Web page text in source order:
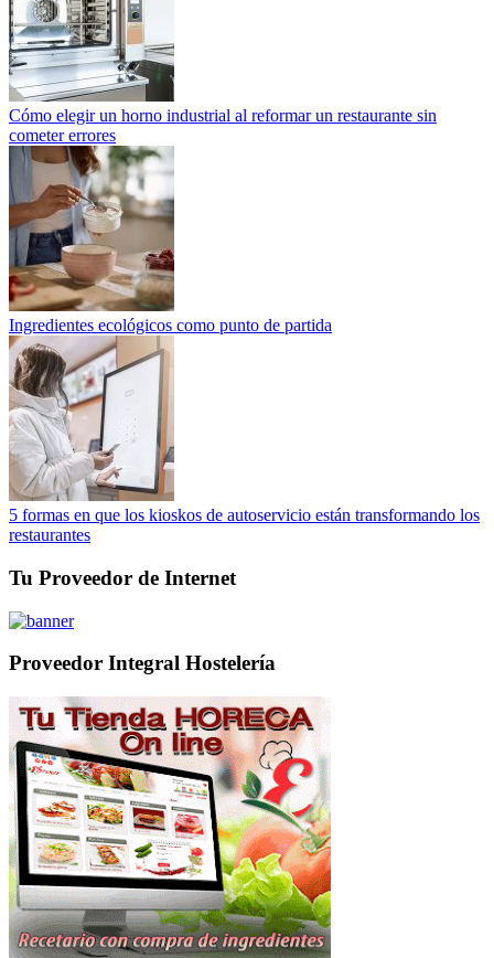
Cómo elegir un horno industrial al reformar un restaurante sin
cometer errores
Ingredientes ecológicos como punto de partida
5 formas en que los kioskos de autoservicio están transformando los
restaurantes
Tu Proveedor de Internet
Proveedor Integral Hostelería